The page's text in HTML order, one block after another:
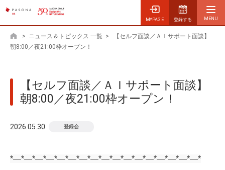
MYPAGE 登録する
ホーム
> ニュース＆トピックス 一覧 >
【セルフ面談／ＡＩサポート面談】
朝8:00／夜21:00枠オープン！
【セルフ面談／ＡＩサポート面談】
朝8:00／夜21:00枠オープン！
2026.05.30 登録会
*—*—*—*—*—*—*—*—*—*—*—*—*—*—*—*—*—*